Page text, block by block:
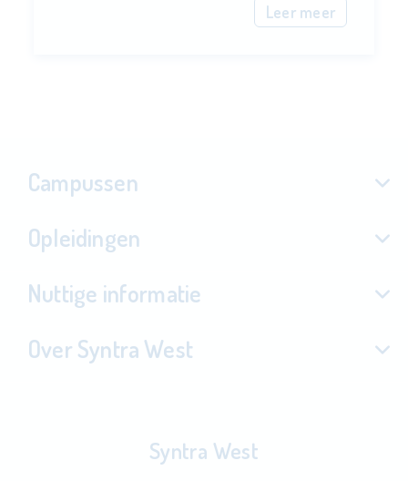
Leer meer
Campussen
Opleidingen
Nuttige informatie
Over Syntra West
Syntra West